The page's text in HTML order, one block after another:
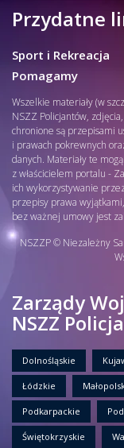
Przydatne
Sport i Rekreacja
Pomagamy
Wszelkie materiały (w
NSZZ Policjantów,
chronione są przepisami
i prawach pokrewnych
danych. Materiały te
z właścicielem portalu -
ich wykorzystywanie
przepisy prawa
bez ważnej umowy jest
NSZZP © Niezależny
Zarządy
NSZZ
Dolnośląskie
Łódzkie
Podkarpackie
Świętokrzyskie